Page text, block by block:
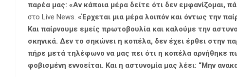
παρέα μας: «Αν κάποια μέρα δείτε ότι δεν εμφανίζομαι,
στο Live News. «Έρχεται μια μέρα λοιπόν και όντως την
Και παίρνουμε εμείς πρωτοβουλία και καλούμε την
σκηνικά. Δεν το σηκώνει η κοπέλα, δεν έχει έρθει στην
πήρε μετά τηλέφωνο να μας πει ότι η κοπέλα αρνήθηκε
φοβισμένη εννοείται. Και η αστυνομία μας λέει: “Μην